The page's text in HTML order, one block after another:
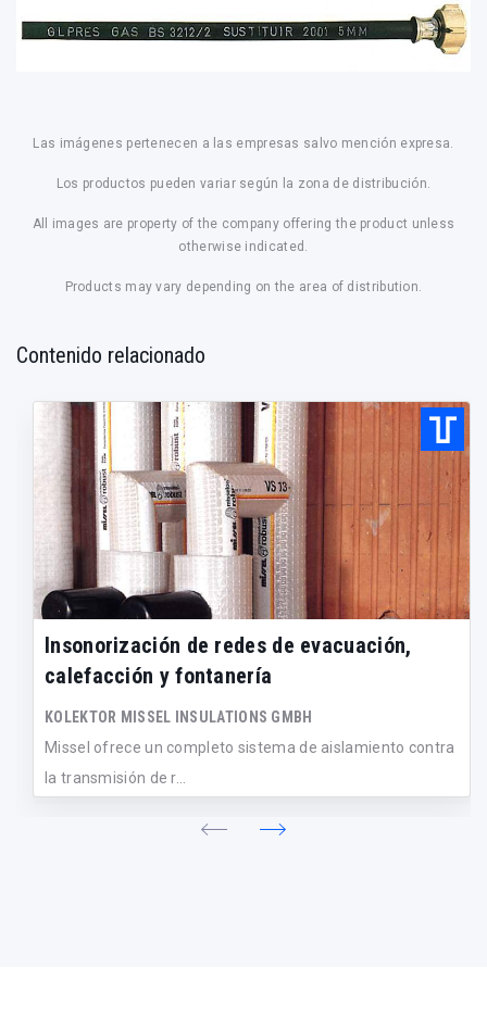
Las imágenes pertenecen a las empresas salvo mención expresa.
Los productos pueden variar según la zona de distribución.
All images are property of the company offering the product unless
otherwise indicated.
Products may vary depending on the area of distribution.
Contenido relacionado
Insonorización de redes de evacuación,
calefacción y fontanería
KOLEKTOR MISSEL INSULATIONS GMBH
Missel ofrece un completo sistema de aislamiento contra
la transmisión de r...